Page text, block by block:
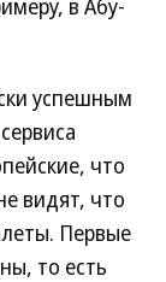
в Абу-
успешным
что
видят, что
Первые
то есть